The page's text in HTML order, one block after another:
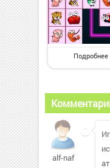
Подробнее
alf-naf